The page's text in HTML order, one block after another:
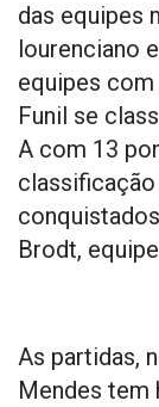
das equipes
lourenciano
equipes com
Funil se
A com 13
Brodt,
As partidas,
Mendes tem